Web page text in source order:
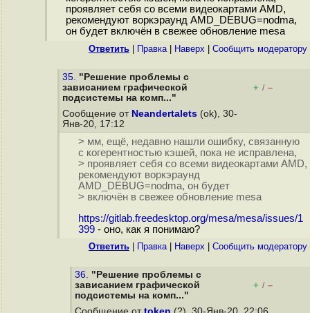
проявляет себя со всеми видеокартами AMD,
рекомендуют воркэраунд AMD_DEBUG=nodma,
он будет включён в свежее обновление mesa
Ответить Правка| Наверх Cообщить модератору
35. "Решение проблемы с
зависанием графической
подсистемы на комп..."
+ / –
Сообщение от Neandertalets (ok), 30-
Янв-20, 17:12
> мм, ещё, недавно нашли ошибку, связанную
с когерентностью кэшей, пока не исправлена,
> проявляет себя со всеми видеокартами AMD,
рекомендуют воркэраунд
AMD_DEBUG=nodma, он будет
> включён в свежее обновление mesa
https://gitlab.freedesktop.org/mesa/mesa/issues/1
399- оно, как я понимаю?
Ответить Правка| Наверх Cообщить модератору
36. "Решение проблемы с
зависанием графической
подсистемы на комп..."
+ / –